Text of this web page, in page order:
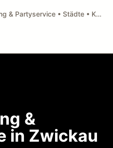
Catering & Partyservice • Städte • Küchenarten • Anfragen
&
in Zwickau